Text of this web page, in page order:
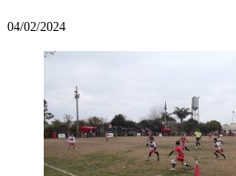
04/02/2024